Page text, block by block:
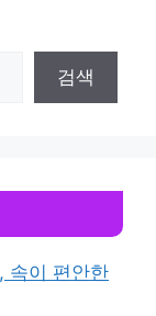
검색
속이 편안한